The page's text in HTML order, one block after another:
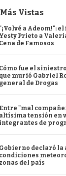
Vistas
a Adeom!":
Yesty Prieto a
Cena de Famosos
Cómo fue el
que murió Gabriel
general de Drogas
Entre "mal
altísima tensión en
integrantes de
Gobierno declaró la
condiciones
zonas del país